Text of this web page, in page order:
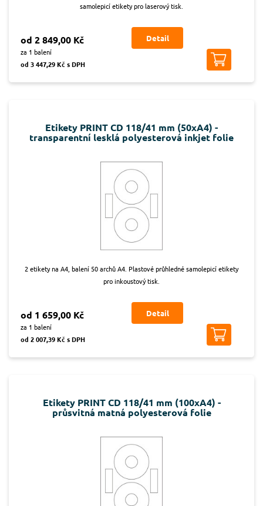
samolepicí etikety pro laserový tisk.
od 2 849,00 Kč
za 1 balení
od 3 447,29 Kč s DPH
Detail
Etikety PRINT CD 118/41 mm (50xA4) -
transparentní lesklá polyesterová inkjet folie
2 etikety na A4, balení 50 archů A4. Plastové průhledné samolepicí etikety
pro inkoustový tisk.
od 1 659,00 Kč
za 1 balení
od 2 007,39 Kč s DPH
Detail
Etikety PRINT CD 118/41 mm (100xA4) -
průsvitná matná polyesterová folie